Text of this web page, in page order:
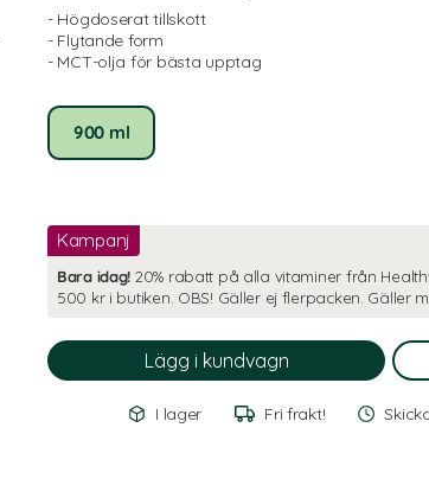
- Högdoserat tillskott
- Flytande form
- MCT-olja för bästa upptag
900 ml
Kampanj
Bara idag! 20% rabatt på alla vitaminer från
500 kr i butiken. OBS! Gäller ej flerpacken. Gäller
I lager Fri frakt!